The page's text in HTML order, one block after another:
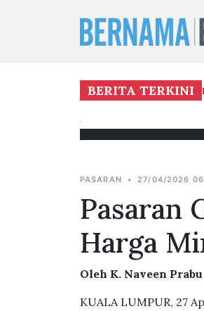
BERITA TERKINI
pembangunan
PASARAN • 27/04/2026
Pasaran
Harga
Oleh K. Naveen Prabu
KUALA LUMPUR, 27